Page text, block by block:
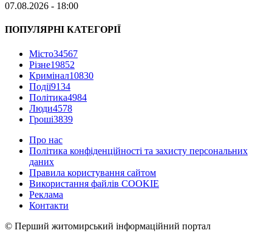
07.08.2026 - 18:00
ПОПУЛЯРНІ КАТЕГОРІЇ
Місто34567
Різне19852
Кримінал10830
Події9134
Політика4984
Люди4578
Гроші3839
Про нас
Політика конфіденційності та захисту персональних
даних
Правила користування сайтом
Використання файлів COOKIE
Реклама
Контакти
© Перший житомирський інформаційний портал